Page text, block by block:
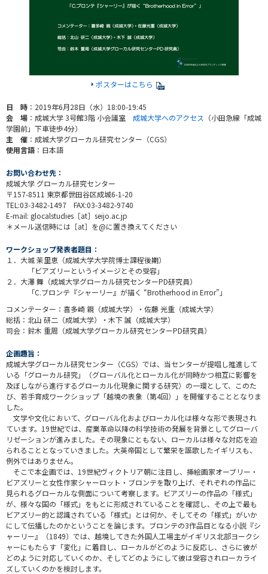
ポスターはこちら
日 時 ：2019年6月28日（水）18:00-19:45
会 場 ：成城大学 3号館3階 小会議室 成城大学へのアクセス （小田急線「成城
学園前」下車徒歩4分）
主 催 ：成城大学グローカル研究センター（CGS）
使用言語 ：日本語
お問い合わせ先：
成城大学 グローカル研究センター
〒157-8511 東京都世田谷区成城6-1-20
TEL:03-3482-1497 FAX:03-3482-9740
E-mail: glocalstudies［at］seijo.ac.jp
＊メール送信時には［at］を@に置き換えてください
ワークショップ発表者題目：
１．大城 茉里恵（成城大学大学院博士課程後期）
「ビアズリーというイメージとその受容」
２．大澤 舞（成城大学グローカル研究センターPD研究員）
「C.ブロンテ『シャーリー』が描く “Brotherhood in Error”」
コメンテーター：喜多崎 親（成城大学）・佐藤 光重（成城大学）
総括：北山 研二（成城大学）・木下 誠（成城大学）
司会：鈴木 重周（成城大学グローカル研究センターPD研究員）
企画趣旨：
成城大学グローカル研究センター（CGS）では、当センターが提唱し推進して
いる「グローカル研究」（グローバル化とローカル化が同時かつ相互に影響を
及ぼしながら進行するグローカル化現象に関する研究）の一環として、このた
び、若手育成ワークショップ「越境の表象（第4回）」を開催することとなりま
した。
文学や文化において、グローバル化およびローカル化は様々な形で表現され
ています。19世紀では、産業革命以降の科学技術の発展を背景としてグローバ
リゼーションが進みました。その現象にともない、ローカルは様々な対応を迫
られることとなっていきました。大英帝国として繁栄を謳歌したイギリスも、
例外ではありません。
そこで本企画では、19世紀ヴィクトリア朝に注目し、挿絵画家オーブリー・
ビアズリーと女性作家シャーロット・ブロンテを取り上げ、それぞれの作品に
見られるグローカルな側面について考察します。ビアズリーの作品の「様式」
が、様々な国の「様式」をもとに形成されていることを確認し、その上で最も
ビアズリー的と認識されている「様式」とは何か、そしてその「様式」がいか
にして伝播したのかということを論じます。ブロンテの3作品目となる小説『シ
ャーリー』（1849）では、越境してきた外国人工場主がイギリス北部ヨークシ
ャーにもたらす「変化」に着目し、ローカルがどのように反応し、さらに彼が
どのように対応していくのか、そしてどのようにして彼は受容されローカライ
ズしていくのかを検討します。